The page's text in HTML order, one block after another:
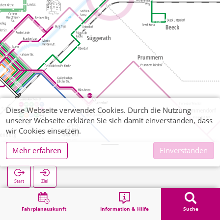
Fahrplanauskunft Information & Hilfe Suche
Müllendorf
Start Ziel
Müllendorf
Diese Webseite verwendet Cookies. Durch die Nutzung
unserer Webseite erklären Sie sich damit einverstanden, dass
wir Cookies einsetzen.
Mehr erfahren
Einverstanden